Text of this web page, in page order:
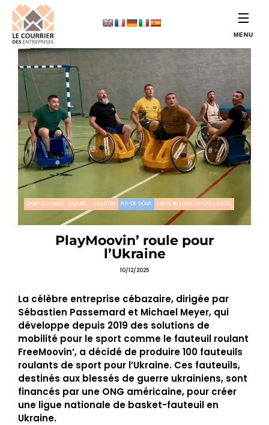
SPORT & FITNESS AILLEURS... INDUSTRIE PUY-DE-DÔME SANTÉ, BIOLOGIE, PSYCHO, SOCIAL
PlayMoovin’ roule pour
l’Ukraine
10/12/2025
La célèbre entreprise cébazaire, dirigée par
Sébastien Passemard et Michael Meyer, qui
développe depuis 2019 des solutions de
mobilité pour le sport comme le fauteuil roulant
FreeMoovin’, a décidé de produire 100 fauteuils
roulants de sport pour l’Ukraine. Ces fauteuils,
destinés aux blessés de guerre ukrainiens, sont
financés par une ONG américaine, pour créer
une ligue nationale de basket-fauteuil en
Ukraine.